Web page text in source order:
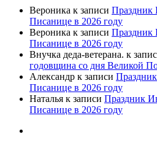
Вероника к записи Праздник
Писанице в 2026 году
Вероника к записи Праздник
Писанице в 2026 году
Внучка деда-ветерана. к
годовщина со дня Великой
Александр к записи
Писанице в 2026 году
Наталья к записи Праздник
Писанице в 2026 году